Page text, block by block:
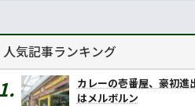
人気記事ランキング
カレーの壱番屋、豪初
はメルボルン